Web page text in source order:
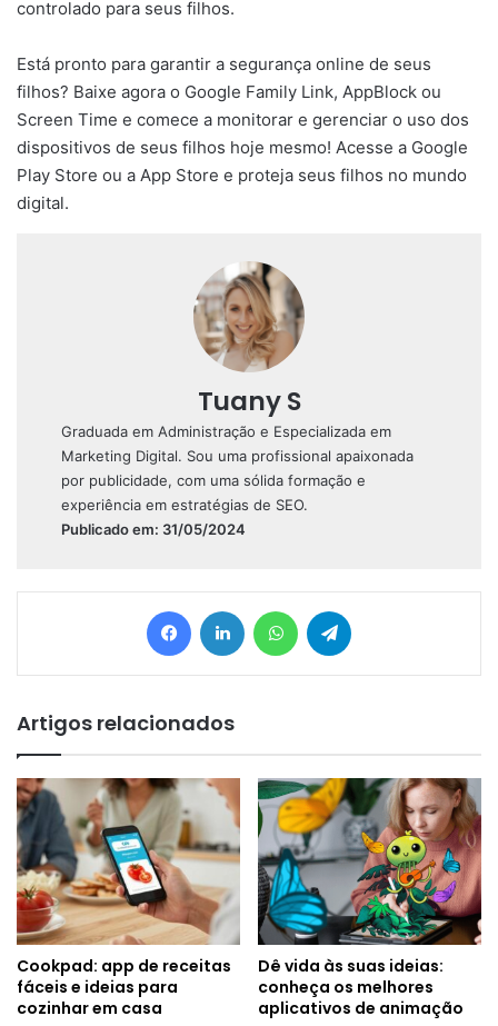
controlado para seus filhos.
Está pronto para garantir a segurança online de seus
filhos? Baixe agora o Google Family Link, AppBlock ou
Screen Time e comece a monitorar e gerenciar o uso dos
dispositivos de seus filhos hoje mesmo! Acesse a Google
Play Store ou a App Store e proteja seus filhos no mundo
digital.
Tuany S
Graduada em Administração e Especializada em
Marketing Digital. Sou uma profissional apaixonada
por publicidade, com uma sólida formação e
experiência em estratégias de SEO.
Publicado em: 31/05/2024
FacebookLinkedin WhatsApp
Artigos relacionados
Cookpad: app de receitas
fáceis e ideias para
cozinhar em casa
Dê vida às suas ideias:
conheça os melhores
aplicativos de animação